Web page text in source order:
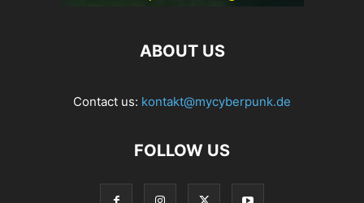
ABOUT US
Contact us: kontakt@mycyberpunk.de
FOLLOW US